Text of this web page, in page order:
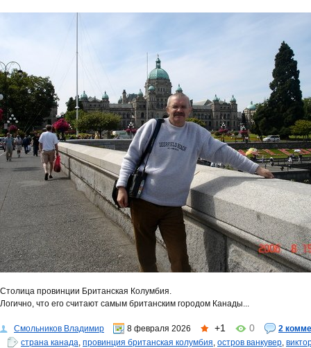
Столица провинции Британская Колумбия.
Логично, что его считают самым британским городом Канады...
Смольников Владимир 8 февраля 2026 +1 0
2
страна канада, провинция британская колумбия, остров ванкувер,